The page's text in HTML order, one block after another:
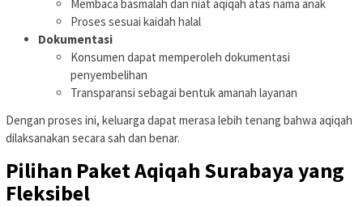
Membaca basmalah dan niat aqiqah atas nama anak
Proses sesuai kaidah halal
Dokumentasi
Konsumen dapat memperoleh dokumentasi
penyembelihan
Transparansi sebagai bentuk amanah layanan
Dengan proses ini, keluarga dapat merasa lebih tenang bahwa aqiqah
dilaksanakan secara sah dan benar.
Pilihan Paket Aqiqah Surabaya yang
Fleksibel